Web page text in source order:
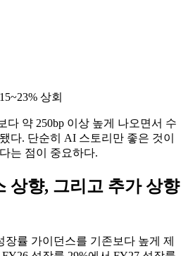
상회
다 약 250bp 이상 높게 나오면서 수
다. 단순히 AI 스토리만 좋은 것이
는 점이 중요하다.
상향, 그리고 추가 상향
장률 가이던스를 기존보다 높게 제